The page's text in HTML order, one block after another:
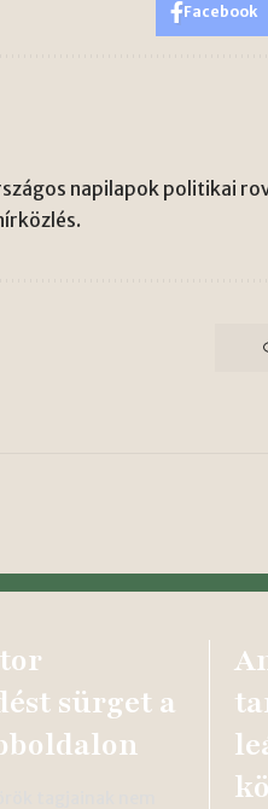
Facebook
napilapok politikai
sürget a